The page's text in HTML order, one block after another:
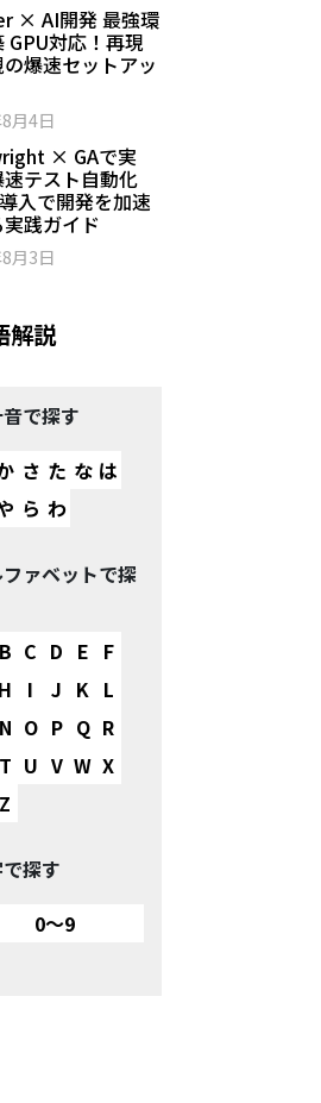
× AI開発 最強環
GPU対応！再現
爆速セットアッ
月4日
× GAで実
テスト自動化
入で開発を加速
践ガイド
月3日
解説
で探す
さ た な は
ら わ
ァベットで探
B C D E F
H I J K L
N O P Q R
T U V W X
Z
探す
0～9